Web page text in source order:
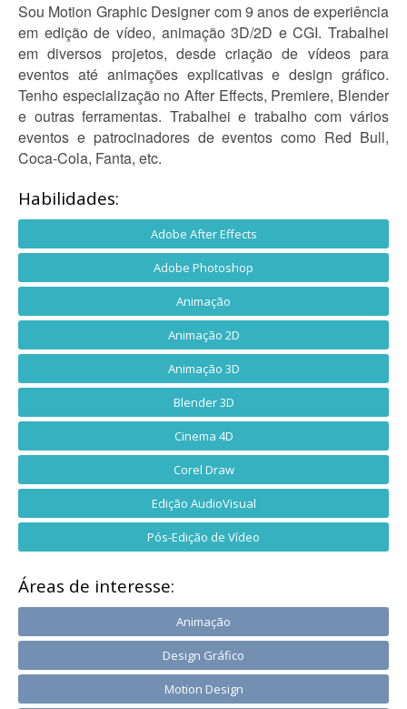
Sou Motion Graphic Designer com 9 anos de experiência
em edição de vídeo, animação 3D/2D e CGI. Trabalhei
em diversos projetos, desde criação de vídeos para
eventos até animações explicativas e design gráfico.
Tenho especialização no After Effects, Premiere, Blender
e outras ferramentas. Trabalhei e trabalho com vários
eventos e patrocinadores de eventos como Red Bull,
Coca-Cola, Fanta, etc.
Habilidades:
Adobe After Effects
Adobe Photoshop
Animação
Animação 2D
Animação 3D
Blender 3D
Cinema 4D
Corel Draw
Edição AudioVisual
Pós-Edição de Vídeo
Áreas de interesse:
Animação
Design Gráfico
Motion Design